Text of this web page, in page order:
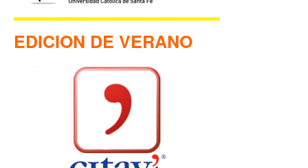
EDICION DE VERANO